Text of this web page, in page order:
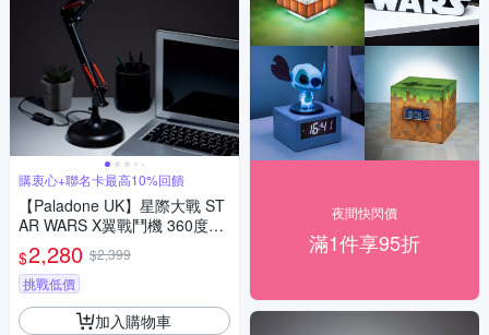
購衷心+聯名卡最高10%回饋
【Paladone UK】星際大戰 ST
AR WARS X翼戰鬥機 360度飛
行 檯燈
$2,280 $2,399
挑戰低價
加入購物車
夜間快閃價
滿1件享95折